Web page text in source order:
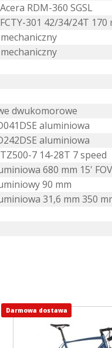
RDM-360 SGSL
301 42/34/24T 170
dwukomorowe
aluminiowa
aluminiowa
7 14-28T 7 speed
680 mm 15' FOV
90 mm
31,6 mm 350
Ten
Darmowa dostawa